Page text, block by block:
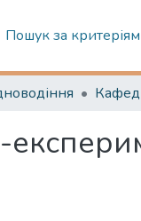
Пошук за